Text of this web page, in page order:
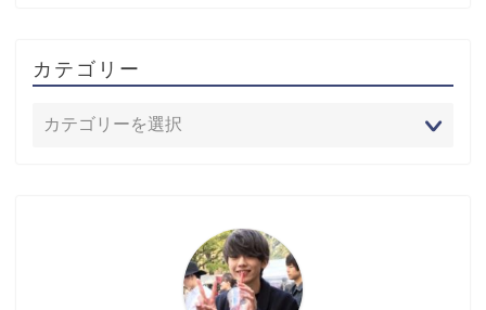
カテゴリー